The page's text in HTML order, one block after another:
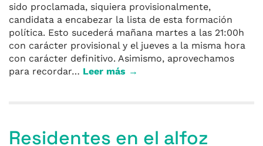
sido proclamada, siquiera provisionalmente,
candidata a encabezar la lista de esta formación
política. Esto sucederá mañana martes a las 21:00h
con carácter provisional y el jueves a la misma hora
con carácter definitivo. Asimismo, aprovechamos
para recordar… Leer más →
Residentes en el alfoz